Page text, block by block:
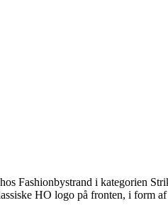
Fashionbystrand i kategorien
HO logo på fronten, i form